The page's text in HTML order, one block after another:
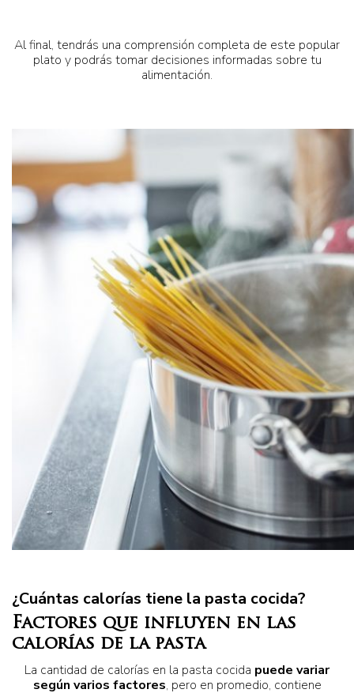
Al final, tendrás una comprensión completa de este popular
plato y podrás tomar decisiones informadas sobre tu
alimentación.
¿Cuántas calorías tiene la pasta cocida?
Factores que influyen en las
calorías de la pasta
La cantidad de calorías en la pasta cocida puede variar
según varios factores, pero en promedio, contiene